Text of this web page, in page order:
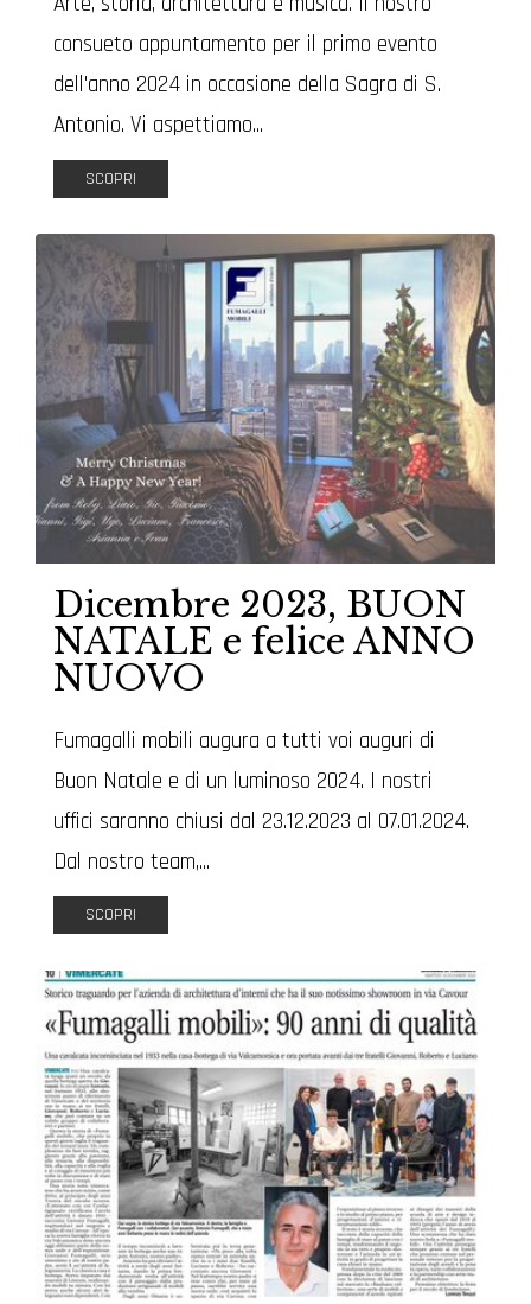
consueto appuntamento per il primo evento
dell'anno 2024 in occasione della Sagra di S.
Antonio. Vi aspettiamo...
SCOPRI
Dicembre 2023, BUON
NATALE e felice ANNO
NUOVO
Fumagalli mobili augura a tutti voi auguri di
Buon Natale e di un luminoso 2024. I nostri
uffici saranno chiusi dal 23.12.2023 al 07.01.2024.
Dal nostro team,...
SCOPRI